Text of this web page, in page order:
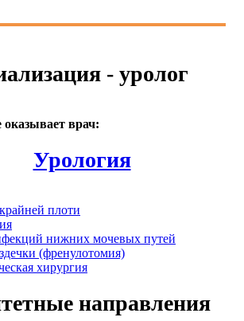
- уролог
врач:
Урология
плоти
нижних мочевых путей
(френулотомия)
хирургия
направления